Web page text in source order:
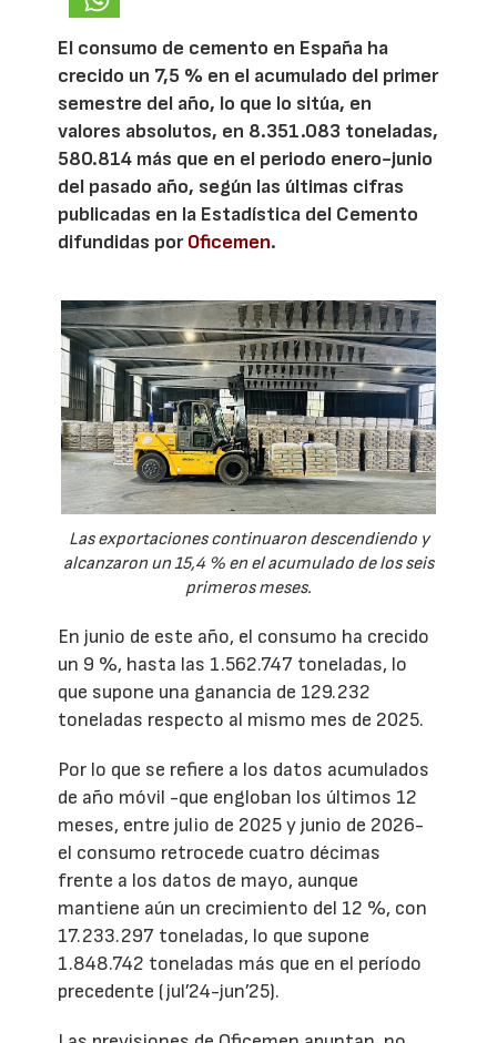
El consumo de cemento en España ha
crecido un 7,5 % en el acumulado del primer
semestre del año, lo que lo sitúa, en
valores absolutos, en 8.351.083 toneladas,
580.814 más que en el periodo enero-junio
del pasado año, según las últimas cifras
publicadas en la Estadística del Cemento
difundidas porOficemen.
Las exportaciones continuaron descendiendo y
alcanzaron un 15,4 % en el acumulado de los seis
primeros meses.
En junio de este año, el consumo ha crecido
un 9 %, hasta las 1.562.747 toneladas, lo
que supone una ganancia de 129.232
toneladas respecto al mismo mes de 2025.
Por lo que se refiere a los datos acumulados
de año móvil -que engloban los últimos 12
meses, entre julio de 2025 y junio de 2026-
el consumo retrocede cuatro décimas
frente a los datos de mayo, aunque
mantiene aún un crecimiento del 12 %, con
17.233.297 toneladas, lo que supone
1.848.742 toneladas más que en el período
precedente (jul’24-jun’25).